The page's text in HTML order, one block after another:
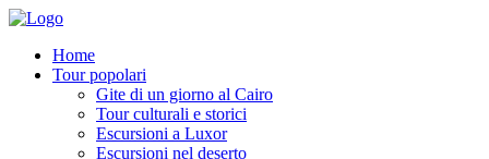
Home
Tour popolari
Gite di un giorno al Cairo
Tour culturali e storici
Escursioni a Luxor
Escursioni nel deserto